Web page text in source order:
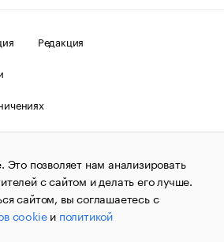
Редакция
О соблюдении авторских прав
1995–2026.Сообщения
агентства «РБК»
службой по надзору в сфере
технологий и массовых
09.12.2015 за номером ИА
пометкой «РБК». Отдельные
позволяет нам анализировать
с сайтом и делать его лучше.
сайтом, вы соглашаетесь с
cookieи политикой